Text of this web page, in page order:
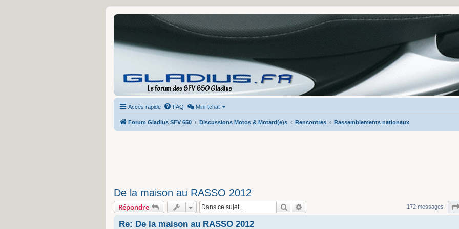
Accès rapide FAQ Mini-tchat
Forum Gladius SFV 650 Discussions Motos & Motard(e)s Rencontres Rassemblements nationaux
De la maison au RASSO 2012
Répondre Rechercher 172 messages
Re: De la maison au RASSO 2012